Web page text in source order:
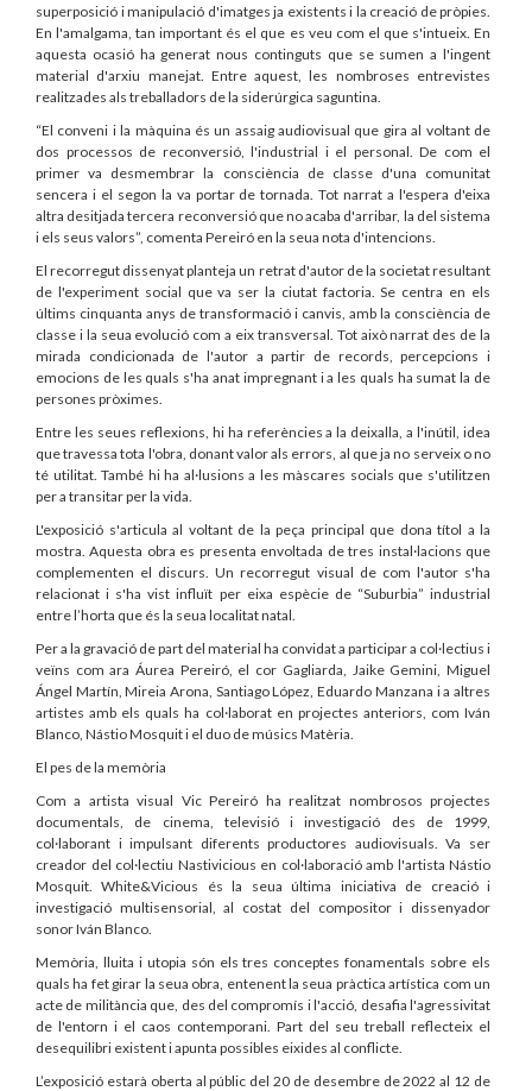
superposició i manipulació d'imatges ja existents i la creació de pròpies.
En l'amalgama, tan important és el que es veu com el que s'intueix. En
aquesta ocasió ha generat nous continguts que se sumen a l'ingent
material d'arxiu manejat. Entre aquest, les nombroses entrevistes
realitzades als treballadors de la siderúrgica saguntina.
“El conveni i la màquina és un assaig audiovisual que gira al voltant de
dos processos de reconversió, l'industrial i el personal. De com el
primer va desmembrar la consciència de classe d'una comunitat
sencera i el segon la va portar de tornada. Tot narrat a l'espera d'eixa
altra desitjada tercera reconversió que no acaba d'arribar, la del sistema
i els seus valors”, comenta Pereiró en la seua nota d'intencions.
El recorregut dissenyat planteja un retrat d'autor de la societat resultant
de l'experiment social que va ser la ciutat factoria. Se centra en els
últims cinquanta anys de transformació i canvis, amb la consciència de
classe i la seua evolució com a eix transversal. Tot això narrat des de la
mirada condicionada de l'autor a partir de records, percepcions i
emocions de les quals s'ha anat impregnant i a les quals ha sumat la de
persones pròximes.
Entre les seues reflexions, hi ha referències a la deixalla, a l'inútil, idea
que travessa tota l'obra, donant valor als errors, al que ja no serveix o no
té utilitat. També hi ha al·lusions a les màscares socials que s'utilitzen
per a transitar per la vida.
L'exposició s'articula al voltant de la peça principal que dona títol a la
mostra. Aquesta obra es presenta envoltada de tres instal·lacions que
complementen el discurs. Un recorregut visual de com l'autor s'ha
relacionat i s'ha vist influït per eixa espècie de “Suburbia” industrial
entre l’horta que és la seua localitat natal.
Per a la gravació de part del material ha convidat a participar a col·lectius i
veïns com ara Áurea Pereiró, el cor Gagliarda, Jaike Gemini, Miguel
Ángel Martín, Mireia Arona, Santiago López, Eduardo Manzana i a altres
artistes amb els quals ha col·laborat en projectes anteriors, com Iván
Blanco, Nástio Mosquit i el duo de músics Matèria.
El pes de la memòria
Com a artista visual Vic Pereiró ha realitzat nombrosos projectes
documentals, de cinema, televisió i investigació des de 1999,
col·laborant i impulsant diferents productores audiovisuals. Va ser
creador del col·lectiu Nastivicious en col·laboració amb l'artista Nástio
Mosquit. White&Vicious és la seua última iniciativa de creació i
investigació multisensorial, al costat del compositor i dissenyador
sonor Iván Blanco.
Memòria, lluita i utopia són els tres conceptes fonamentals sobre els
quals ha fet girar la seua obra, entenent la seua pràctica artística com un
acte de militància que, des del compromís i l'acció, desafia l'agressivitat
de l'entorn i el caos contemporani. Part del seu treball reflecteix el
desequilibri existent i apunta possibles eixides al conflicte.
L’exposició estarà oberta al públic del 20 de desembre de 2022 al 12 de